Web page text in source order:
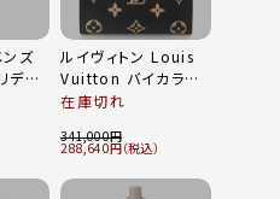
ンズ
デイ
ール
ルイヴィトン Louis
Vuitton バイカラー
モノグラム アンプラ
トートバッグ
在庫切れ
341,000
288,640